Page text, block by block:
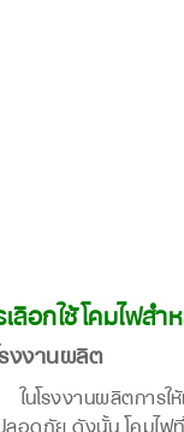
ลือกใช้โคมไฟส
งงานผลิต
โรงงานผลิตการให้
ลอดภัย ดังนั้น โคมไ